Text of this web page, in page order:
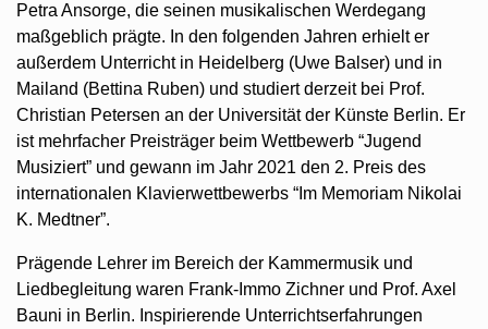
Petra Ansorge, die seinen musikalischen Werdegang
maßgeblich prägte. In den folgenden Jahren erhielt er
außerdem Unterricht in Heidelberg (Uwe Balser) und in
Mailand (Bettina Ruben) und studiert derzeit bei Prof.
Christian Petersen an der Universität der Künste Berlin. Er
ist mehrfacher Preisträger beim Wettbewerb “Jugend
Musiziert” und gewann im Jahr 2021 den 2. Preis des
internationalen Klavierwettbewerbs “Im Memoriam Nikolai
K. Medtner”.
Prägende Lehrer im Bereich der Kammermusik und
Liedbegleitung waren Frank-Immo Zichner und Prof. Axel
Bauni in Berlin. Inspirierende Unterrichtserfahrungen